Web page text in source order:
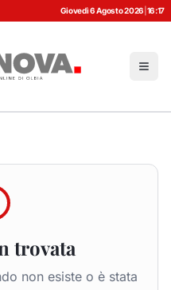
Giovedì 6 Agosto 2026 16:17
trovata
non esiste o è stata